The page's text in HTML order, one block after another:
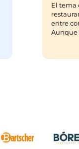
El tema
entre
Aunque